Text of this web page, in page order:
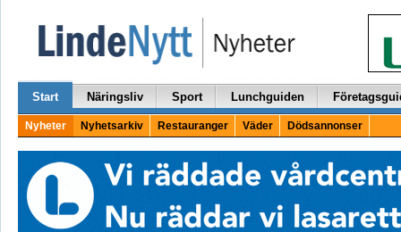
Start Näringsliv Sport Lunchguiden
Nyheter Nyhetsarkiv Restauranger Väder Dödsannonser